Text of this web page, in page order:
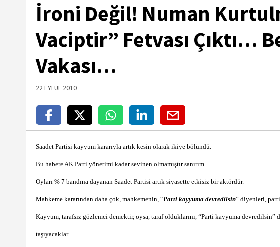
İroni Değil! Numan
Vaciptir” Fetvası Çıktı…
Vakası…
22 EYLÜL 2010
Saadet Partisi kayyum kararıyla artık kesin olarak ikiye bölündü.
Bu habere AK Parti yönetimi kadar sevinen olmamıştır sanırım.
Oyları % 7 bandına dayanan Saadet Partisi artık siyasette etkisiz bir aktördür.
Mahkeme kararından daha çok, mahkemenin, “Parti kayyuma devredilsin” diyenleri,
Kayyum, tarafsız gözlemci demektir, oysa, taraf olduklarını, “Parti kayyuma
taşıyacaklar.